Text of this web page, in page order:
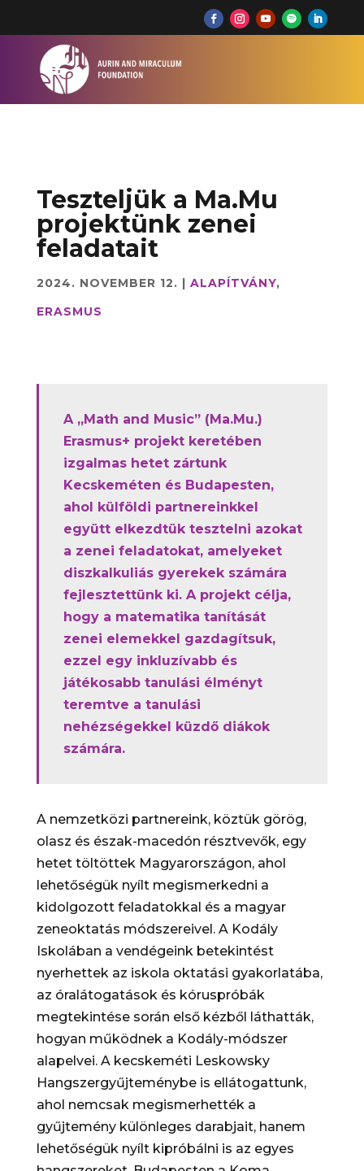
Teszteljük a Ma.Mu
projektünk zenei
feladatait
2024. NOVEMBER 12. | ALAPÍTVÁNY,
ERASMUS
A „Math and Music” (Ma.Mu.)
Erasmus+ projekt keretében
izgalmas hetet zártunk
Kecskeméten és Budapesten,
ahol külföldi partnereinkkel
együtt elkezdtük tesztelni azokat
a zenei feladatokat, amelyeket
diszkalkuliás gyerekek számára
fejlesztettünk ki. A projekt célja,
hogy a matematika tanítását
zenei elemekkel gazdagítsuk,
ezzel egy inkluzívabb és
játékosabb tanulási élményt
teremtve a tanulási
nehézségekkel küzdő diákok
számára.
A nemzetközi partnereink, köztük görög,
olasz és észak-macedón résztvevők, egy
hetet töltöttek Magyarországon, ahol
lehetőségük nyílt megismerkedni a
kidolgozott feladatokkal és a magyar
zeneoktatás módszereivel. A Kodály
Iskolában a vendégeink betekintést
nyerhettek az iskola oktatási gyakorlatába,
az óralátogatások és kóruspróbák
megtekintése során első kézből láthatták,
hogyan működnek a Kodály-módszer
alapelvei. A kecskeméti Leskowsky
Hangszergyűjteménybe is ellátogattunk,
ahol nemcsak megismerhették a
gyűjtemény különleges darabjait, hanem
lehetőségük nyílt kipróbálni is az egyes